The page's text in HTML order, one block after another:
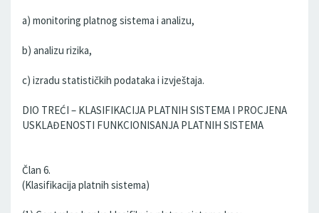
a) monitoring platnog sistema i analizu,
b) analizu rizika,
c) izradu statističkih podataka i izvještaja.
DIO TREĆI – KLASIFIKACIJA PLATNIH SISTEMA I PROCJENA
USKLAĐENOSTI FUNKCIONISANJA PLATNIH SISTEMA
Član 6.
(Klasifikacija platnih sistema)